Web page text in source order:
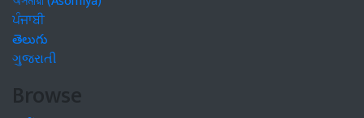
ਪੰਜਾਬੀ
తెలుగు
ગુજરાતી
Browse